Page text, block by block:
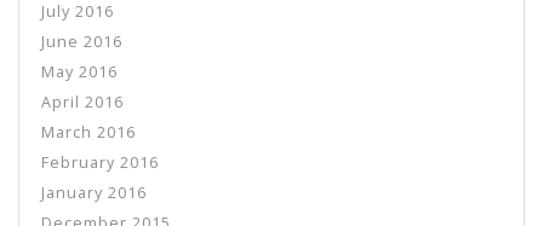
July 2016
June 2016
May 2016
April 2016
March 2016
February 2016
January 2016